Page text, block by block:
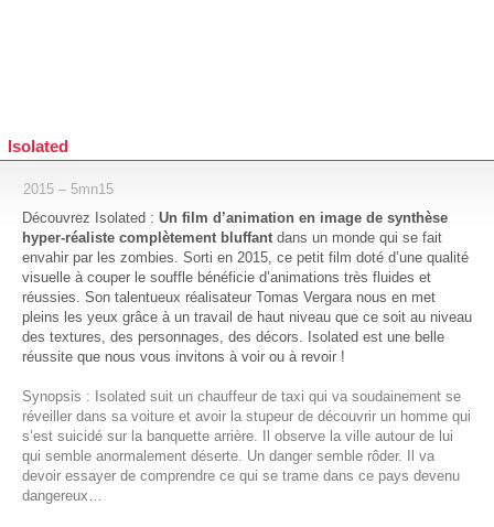
Isolated
2015 – 5mn15
Découvrez Isolated : Un film d’animation en image de synthèse
hyper-réaliste complètement bluffant dans un monde qui se fait
envahir par les zombies. Sorti en 2015, ce petit film doté d’une qualité
visuelle à couper le souffle bénéficie d’animations très fluides et
réussies. Son talentueux réalisateur Tomas Vergara nous en met
pleins les yeux grâce à un travail de haut niveau que ce soit au niveau
des textures, des personnages, des décors. Isolated est une belle
réussite que nous vous invitons à voir ou à revoir !
Synopsis : Isolated suit un chauffeur de taxi qui va soudainement se
réveiller dans sa voiture et avoir la stupeur de découvrir un homme qui
s’est suicidé sur la banquette arrière. Il observe la ville autour de lui
qui semble anormalement déserte. Un danger semble rôder. Il va
devoir essayer de comprendre ce qui se trame dans ce pays devenu
dangereux…